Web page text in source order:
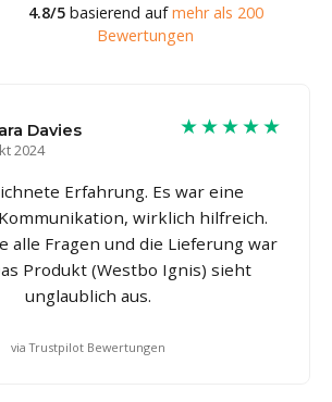
4.8/5basierend aufmehr als 200
Bewertungen
Davies
2024
★★★★★
Erfahrung. Es war eine
wirklich hilfreich.
alle Fragen und die Lieferung war
Produkt (Westbo Ignis) sieht
unglaublich aus.
via Trustpilot Bewertungen